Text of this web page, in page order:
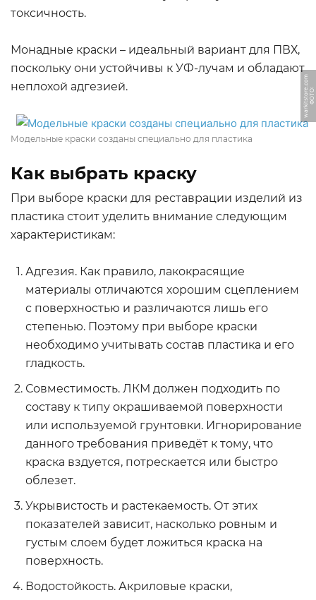
токсичность.
Монадные краски – идеальный вариант для ПВХ,
поскольку они устойчивы к УФ-лучам и обладают
неплохой адгезией.
Ф
О
Т
О:
w
a
r
ki
t
s
t
o
r
e.
c
o
m
Модельные краски созданы специально для пластика
Как выбрать краску
При выборе краски для реставрации изделий из
пластика стоит уделить внимание следующим
характеристикам:
Адгезия. Как правило, лакокрасящие
материалы отличаются хорошим сцеплением
с поверхностью и различаются лишь его
степенью. Поэтому при выборе краски
необходимо учитывать состав пластика и его
гладкость.
Совместимость. ЛКМ должен подходить по
составу к типу окрашиваемой поверхности
или используемой грунтовки. Игнорирование
данного требования приведёт к тому, что
краска вздуется, потрескается или быстро
облезет.
Укрывистость и растекаемость. От этих
показателей зависит, насколько ровным и
густым слоем будет ложиться краска на
поверхность.
Водостойкость. Акриловые краски,